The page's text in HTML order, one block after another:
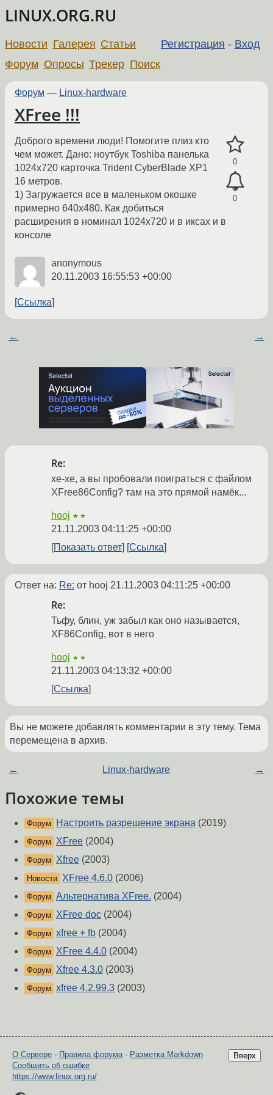
LINUX.ORG.RU
Регистрация - Вход
Новости Галерея Статьи
Форум Опросы Трекер Поиск
Форум — Linux-hardware
XFree !!!
0
0
Доброго времени люди! Помогите плиз кто
чем может. Дано: ноутбук Toshiba панелька
1024x720 карточка Trident CyberBlade XP1
16 метров.
1) Загружается все в маленьком окошке
примерно 640x480. Как добиться
расширения в номинал 1024x720 и в иксах и в
консоле
anonymous
20.11.2003 16:55:53 +00:00
Ссылка
← →
Re:
хе-хе, а вы пробовали поиграться с файлом
XFree86Config? там на это прямой намёк...
hooj ★★
21.11.2003 04:11:25 +00:00
Показать ответ
Ссылка
Ответ на: Re: от hooj 21.11.2003 04:11:25 +00:00
Re:
Тьфу, блин, уж забыл как оно называется,
XF86Config, вот в него
hooj ★★
21.11.2003 04:13:32 +00:00
Ссылка
Вы не можете добавлять комментарии в эту тему. Тема
перемещена в архив.
← Linux-hardware →
Похожие темы
Форум Настроить разрешение экрана (2019)
Форум XFree (2004)
Форум Xfree (2003)
Новости XFree 4.6.0 (2006)
Форум Альтeрнатива XFree. (2004)
Форум XFree doc (2004)
Форум xfree + fb (2004)
Форум XFree 4.4.0 (2004)
Форум Xfree 4.3.0 (2003)
Форум xfree 4.2.99.3 (2003)
Вверх
О Сервере - Правила форума - Разметка Markdown
Сообщить об ошибке
https://www.linux.org.ru/